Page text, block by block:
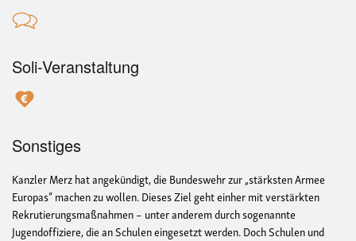
Soli-Veranstaltung
Sonstiges
Kanzler Merz hat angekündigt, die Bundeswehr zur „stärksten Armee
Europas“ machen zu wollen. Dieses Ziel geht einher mit verstärkten
Rekrutierungsmaßnahmen – unter anderem durch sogenannte
Jugendoffiziere, die an Schulen eingesetzt werden. Doch Schulen und